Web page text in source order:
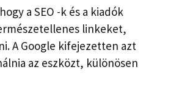
a SEO -k és a kiadók
linkeket,
A Google kifejezetten azt
az eszközt, különösen